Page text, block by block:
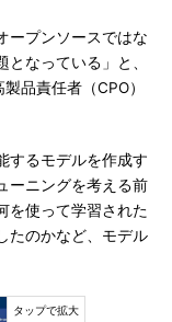
ープンソースではな
なっている」と、
品責任者（CPO）
するモデルを作成す
ーニングを考える前
を使って学習された
たのかなど、モデル